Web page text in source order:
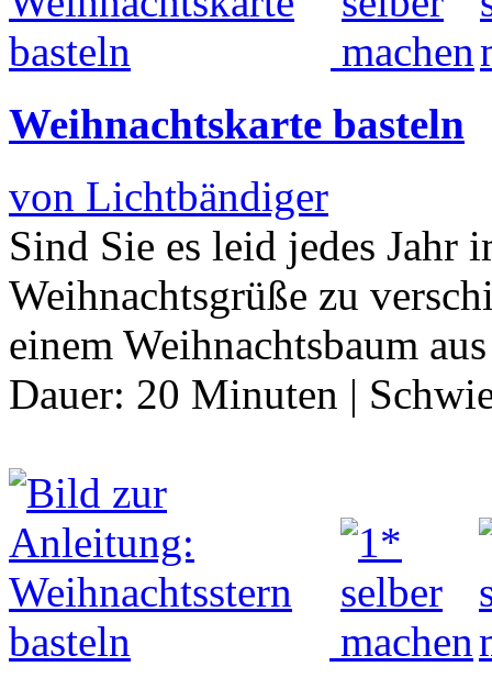
Weihnachtskarte basteln
von Lichtbändiger
Sind Sie es leid jedes Jahr
Weihnachtsgrüße zu
einem Weihnachtsbaum
Dauer: 20 Minuten |